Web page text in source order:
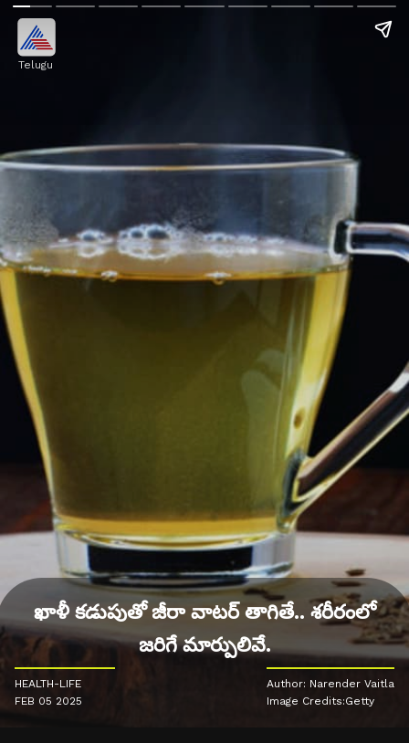
Telugu
ఖాళీ కడుపుతో జీరా వాటర్‌ తాగితే.. శరీరంలో
జరిగే మార్పులివే.
HEALTH-LIFE
FEB 05 2025
Author: Narender Vaitla
Image Credits:Getty